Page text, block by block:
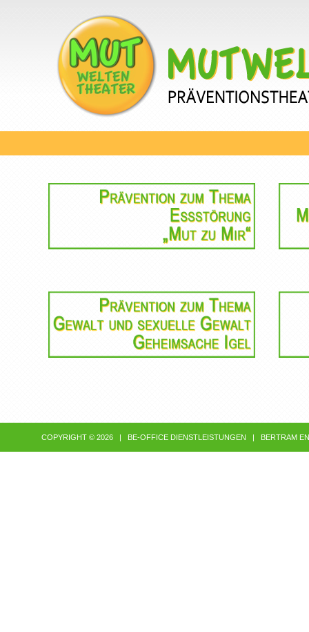
COPYRIGHT © 2026 | BE-OFFICE DIENSTLEISTUNGEN | BERTRAM